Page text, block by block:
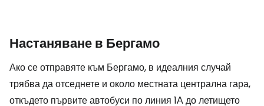
Настаняване в Бергамо
Ако се отправяте към Бергамо, в идеалния случай
трябва да отседнете и около местната централна гара,
откъдето първите автобуси по линия 1А до летището